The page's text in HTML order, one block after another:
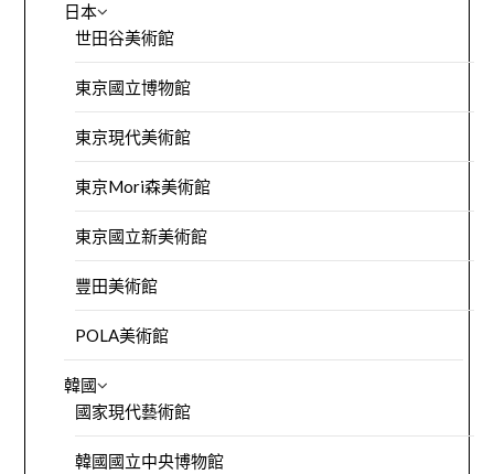
日本
世田谷美術館
東京國立博物館
東京現代美術館
東京Mori森美術館
東京國立新美術館
豐田美術館
POLA美術館
韓國
國家現代藝術館
韓國國立中央博物館